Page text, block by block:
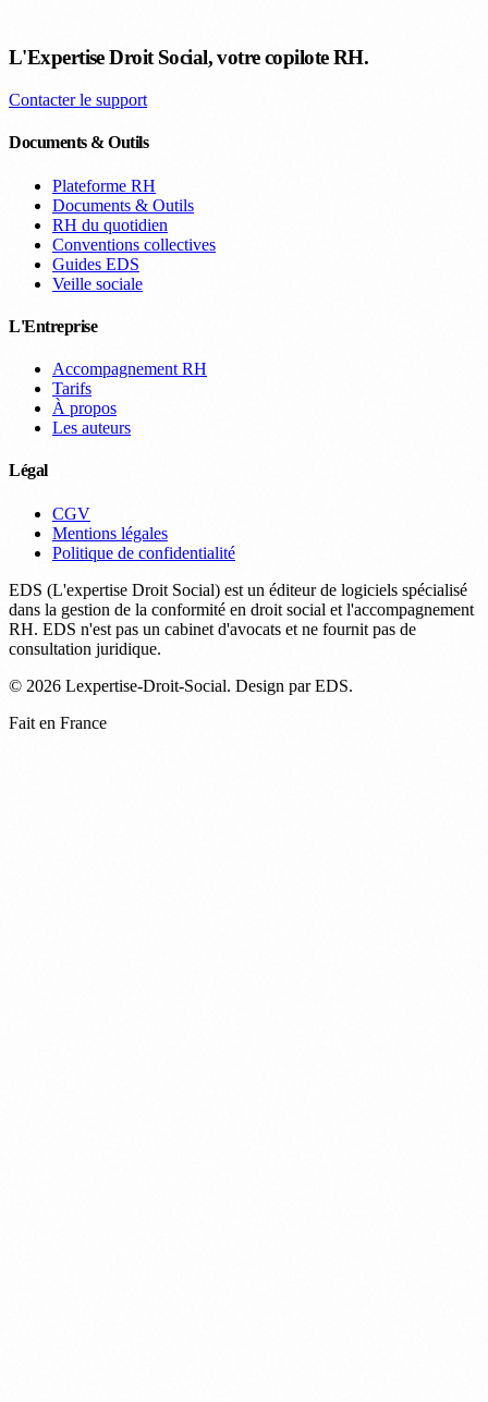
L'Expertise Droit Social, votre copilote RH.
Contacter le support
Documents & Outils
Plateforme RH
Documents & Outils
RH du quotidien
Conventions collectives
Guides EDS
Veille sociale
L'Entreprise
Accompagnement RH
Tarifs
À propos
Les auteurs
Légal
CGV
Mentions légales
Politique de confidentialité
EDS (L'expertise Droit Social) est un éditeur de logiciels spécialisé
dans la gestion de la conformité en droit social et l'accompagnement
RH. EDS n'est pas un cabinet d'avocats et ne fournit pas de
consultation juridique.
© 2026 Lexpertise-Droit-Social. Design par EDS.
Fait en France